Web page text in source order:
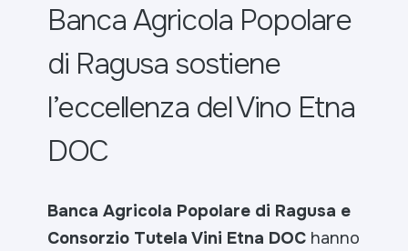
Banca Agricola Popolare
di Ragusa sostiene
l’eccellenza del Vino Etna
DOC
Banca Agricola Popolare di Ragusa e
Consorzio Tutela Vini Etna DOC hanno